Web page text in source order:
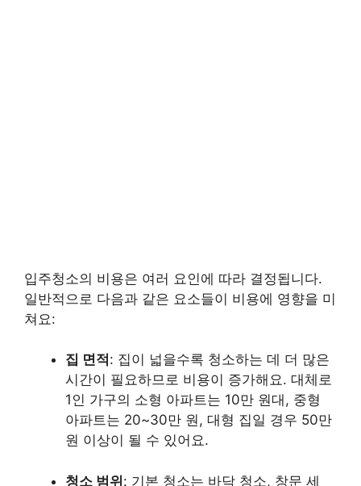
입주청소의 비용은 여러 요인에 따라 결정됩니다.
일반적으로 다음과 같은 요소들이 비용에 영향을 미
쳐요:
집 면적 : 집이 넓을수록 청소하는 데 더 많은
시간이 필요하므로 비용이 증가해요. 대체로
1인 가구의 소형 아파트는 10만 원대, 중형
아파트는 20~30만 원, 대형 집일 경우 50만
원 이상이 될 수 있어요.
청소 범위: 기본 청소는 바닥 청소, 창문 세